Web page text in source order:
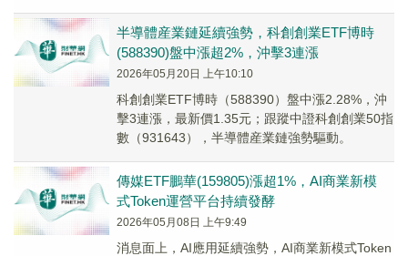
半導體産業鏈延續強勢，科創創業ETF博時
(588390)盤中漲超2%，沖擊3連漲
2026年05月20日 上午10:10
科創創業ETF博時（588390）盤中漲2.28%，沖
擊3連漲，最新價1.35元；跟蹤中證科創創業50指
數（931643），半導體産業鏈強勢驅動。
傳媒ETF鵬華(159805)漲超1%，AI商業新模
式Token運營平台持續發酵
2026年05月08日 上午9:49
消息面上，AI應用延續強勢，AI商業新模式Token